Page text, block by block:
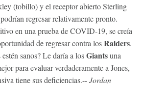
(tobillo) y el receptor abierto Sterling
regresar relativamente pronto.
en una prueba de COVID-19, se creía
de regresar contra losRaiders.
sanos? Le daría a losGiantsuna
para evaluar verdaderamente a Jones,
tiene sus deficiencias.--Jordan